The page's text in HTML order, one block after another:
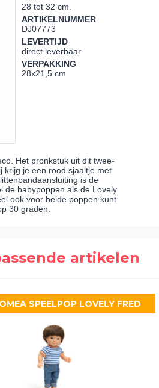
28 tot 32 cm.
ARTIKELNUMMER
DJ07773
LEVERTIJD
direct leverbaar
VERPAKKING
28x21,5 cm
Het pronkstuk uit dit twee-
krijg je een rood sjaaltje met
is de
de babypoppen als de Lovely
ook voor beide poppen kunt
30 graden.
artikelen
SPEELPOP LOVELY FRED